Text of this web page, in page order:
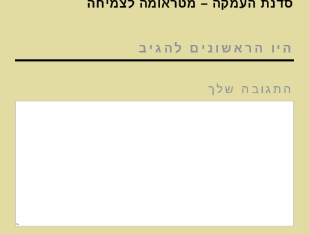
סדנת העמקה – מטראומה לצמיחה
היו הראשונים להגיב
התגובה שלך